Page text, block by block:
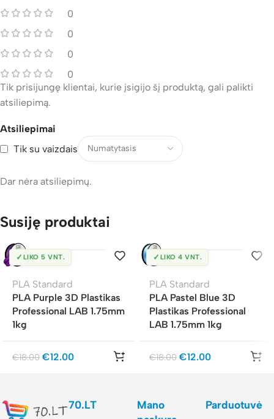
0
0
0
0
Atsiliepimai
Tik su vaizdais
Dar nėra atsiliepimų.
Tik prisijungę klientai, kurie įsigijo šį produktą, gali palikti
atsiliepimą.
Susiję produktai
✓ LIKO 5 VNT.
PLA Standard
PLA Purple 3D Plastikas
Professional LAB 1.75mm
1kg
€18.00 €12.00
✓ LIKO 4 VNT.
PLA Standard
PLA Pastel Blue 3D
Plastikas Professional
LAB 1.75mm 1kg
€18.00 €12.00
70.LT
Mano
Parduotuvė